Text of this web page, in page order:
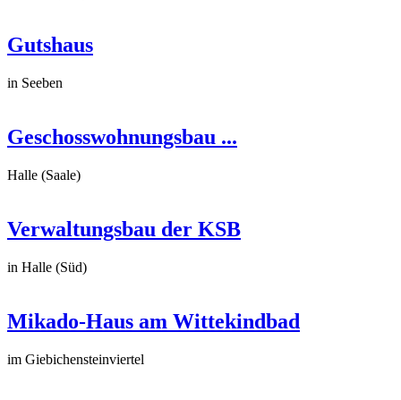
Gutshaus
in Seeben
Geschosswohnungsbau ...
Halle (Saale)
Verwaltungsbau der KSB
in Halle (Süd)
Mikado-Haus am Wittekindbad
im Giebichensteinviertel